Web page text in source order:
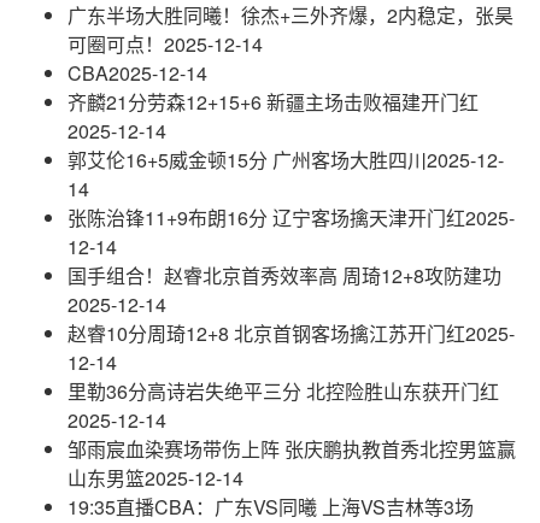
广东半场大胜同曦！徐杰+三外齐爆，2内稳定，张昊
可圈可点！ 2025-12-14
CBA2025-12-14
齐麟21分劳森12+15+6 新疆主场击败福建开门红
2025-12-14
郭艾伦16+5威金顿15分 广州客场大胜四川2025-12-
14
张陈治锋11+9布朗16分 辽宁客场擒天津开门红2025-
12-14
国手组合！赵睿北京首秀效率高 周琦12+8攻防建功
2025-12-14
赵睿10分周琦12+8 北京首钢客场擒江苏开门红2025-
12-14
里勒36分高诗岩失绝平三分 北控险胜山东获开门红
2025-12-14
邹雨宸血染赛场带伤上阵 张庆鹏执教首秀北控男篮赢
山东男篮2025-12-14
19:35直播CBA：广东VS同曦 上海VS吉林等3场